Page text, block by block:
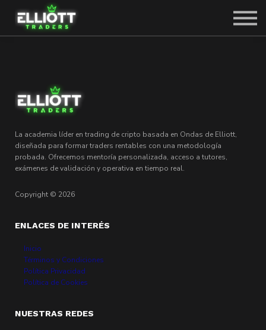
SOLICITAR PLAZA
La academia líder en trading de cripto basada en Ondas de Elliott,
diseñada para formar traders rentables con una metodología
probada. Ofrecemos mentoría personalizada, acceso a tutores,
exámenes de validación y operativa en tiempo real.
Copyright © 2026
ENLACES DE INTERÉS
Inicio
Términos y Condiciones
Política Privacidad
Política de Cookies
NUESTRAS REDES